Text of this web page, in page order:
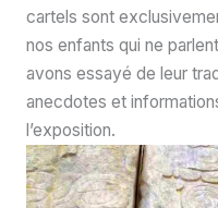
cartels sont
nos enfants qui ne
avons essayé de leur
anecdotes et
l’exposition.